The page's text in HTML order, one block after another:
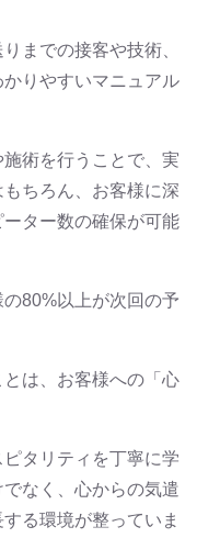
までの接客や技術、
りやすいマニュアル
術を行うことで、実
ちろん、お客様に深
ター数の確保が可能
80%以上が次回の予
は、お客様への「心
タリティを丁寧に学
なく、心からの気遣
る環境が整っていま